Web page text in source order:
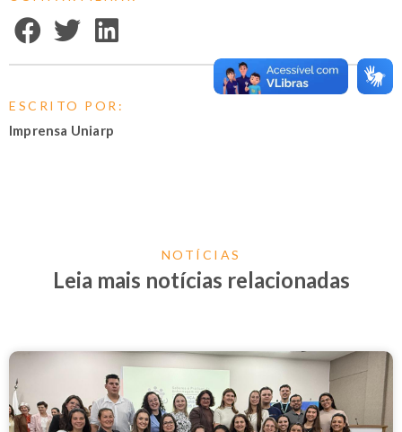
ESCRITO POR:
Imprensa Uniarp
NOTÍCIAS
Leia mais notícias relacionadas